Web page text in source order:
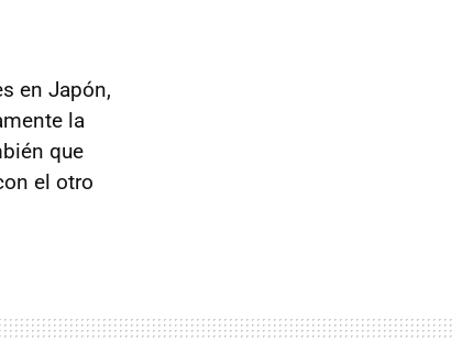
en Japón,
la
que
el otro